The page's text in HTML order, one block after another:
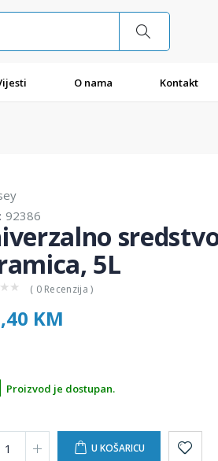
O nama Kontakt
92386
5L
★ ★ ( 0 Recenzija )
KM
Proizvod je dostupan.
U KOŠARICU